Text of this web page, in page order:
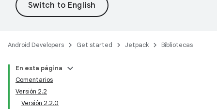
Android Developers Get started Jetpack Bibliotecas
En esta página
Comentarios
Versión 2.2
Versión 2.2.0